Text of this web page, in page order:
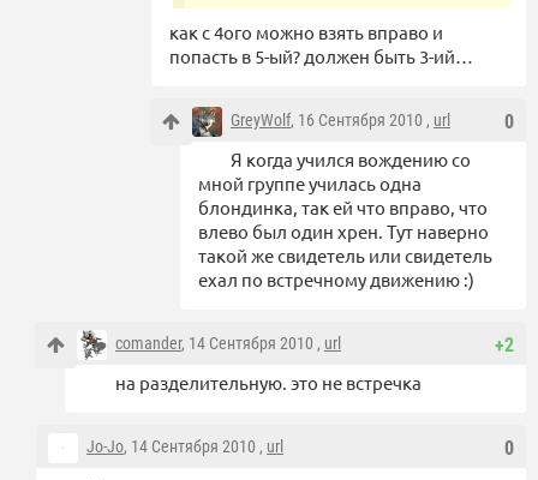
как с 4ого можно взять вправо и
попасть в 5-ый? должен быть 3-ий…
0
GreyWolf, 16 Сентября 2010 , url
Я когда учился вождению со
мной группе училась одна
блондинка, так ей что вправо, что
влево был один хрен. Тут наверно
такой же свидетель или свидетель
ехал по встречному движению :)
+2
comander, 14 Сентября 2010 , url
на разделительную. это не встречка
0
Jo-Jo, 14 Сентября 2010 , url